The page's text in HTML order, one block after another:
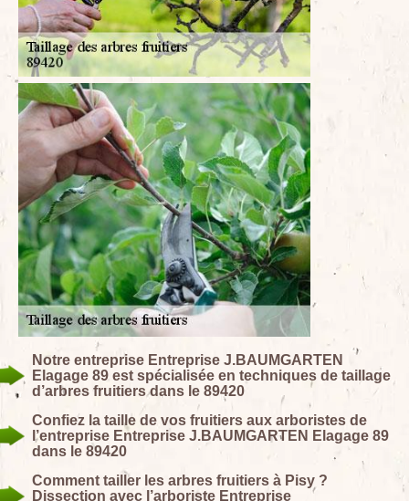
Notre entreprise Entreprise J.BAUMGARTEN
Elagage 89 est spécialisée en techniques de taillage
d’arbres fruitiers dans le 89420
Confiez la taille de vos fruitiers aux arboristes de
l’entreprise Entreprise J.BAUMGARTEN Elagage 89
dans le 89420
Comment tailler les arbres fruitiers à Pisy ?
Dissection avec l’arboriste Entreprise